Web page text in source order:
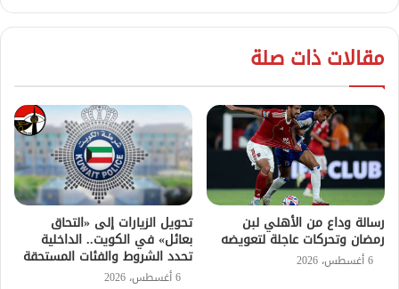
مقالات ذات صلة
رسالة وداع من الأهلي لبن
رمضان وتحركات عاجلة لتعويضه
6 أغسطس، 2026
تحويل الزيارات إلى «التحاق
بعائل» في الكويت.. الداخلية
تحدد الشروط والفئات المستحقة
6 أغسطس، 2026